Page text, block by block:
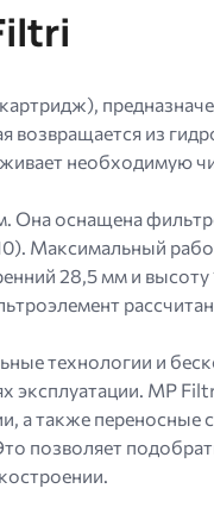
из
необходимую
оснащена
Максимальный
28,5 мм и
технологии и
MP
также переносные
позволяет